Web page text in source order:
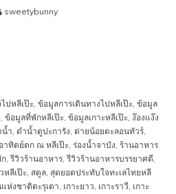
sweetybunny
ปหลีเป๊ะ, ข้อมูลการเดินทางไปหลีเป๊ะ, ข้อมูล
, ข้อมูลที่พักหลีเป๊ะ, ข้อมูลเกาะหลีเป๊ะ, ง๊องแง๊ง
น้ำ, ดำน้ำดูปะการัง, ต่ายน้อยตะลอนทัวร์,
าทิตย์ตก ณ หลีเป๊ะ, ร่องน้ำจาบัง, ร้านอาหาร
,รีวิวร้านอาหาร,รีวิวร้านอาหารบรรยาศดี,
หลีเป๊ะ, สตูล, สุดยอดประทับใจทะเลไทยหลี
ห่งชาติตะรุเตา, เกาะยาว, เกาะราวี, เกาะ